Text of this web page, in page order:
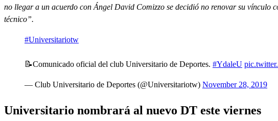
no llegar a un acuerdo con Ángel David Comizzo se decidió no renovar su
técnico”.
#Universitariotw
📝Comunicado oficial del club Universitario de Deportes. #YdaleU
— Club Universitario de Deportes (@Universitariotw) November 28, 2019
Universitario nombrará al nuevo DT este viernes